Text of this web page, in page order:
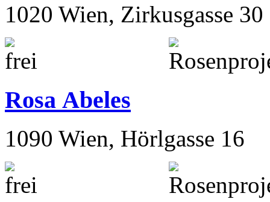
1020 Wien, Zirkusgasse 30
Rosa Abeles
1090 Wien, Hörlgasse 16